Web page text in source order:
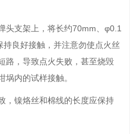
头支架上，将长约70mm、φ0.1
良好接触，并注意勿使点火丝
路，导致点火失败，甚至烧毁
内的试样接触。
，镍烙丝和棉线的长度应保持